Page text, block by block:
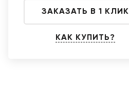
ЗАКАЗАТЬ В 1 КЛИК
КАК КУПИТЬ?